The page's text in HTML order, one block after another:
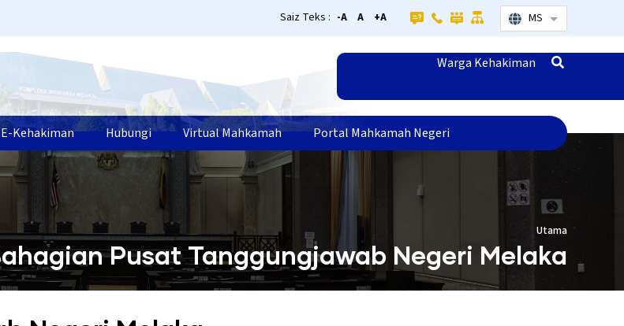
Saiz Teks : -A A +A MS Senarai
Warga Kehakiman
E-Kehakiman Hubungi Virtual Mahkamah Portal Mahkamah Negeri
Pusat Tanggungjawab Negeri Melaka
Utama